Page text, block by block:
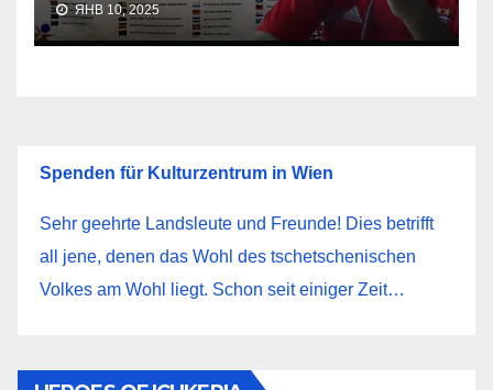
ЯНВ 10, 2025
Spenden für Kulturzentrum in Wien
Sehr geehrte Landsleute und Freunde! Dies betrifft
all jene, denen das Wohl des tschetschenischen
Volkes am Wohl liegt. Schon seit einiger Zeit…